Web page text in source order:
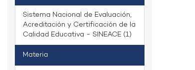
Sistema Nacional de Evaluación,
Acreditación y Certificación de la
Calidad Educativa - SINEACE (1)
Materia